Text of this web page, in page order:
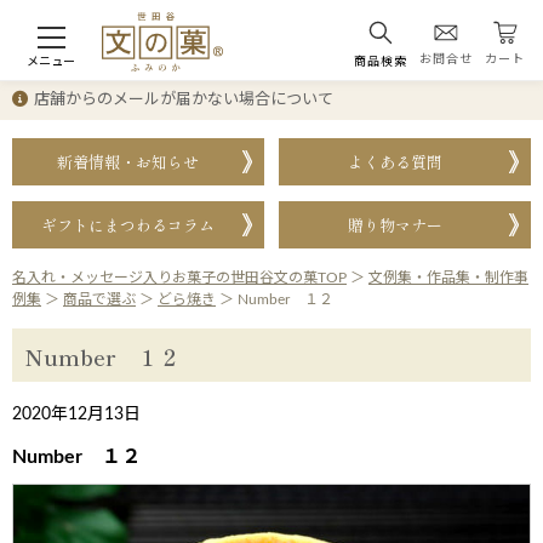
メニュー 商品検索 お問合せ カート
店舗からのメールが届かない場合について
新着情報・お知らせ よくある質問
ギフトにまつわるコラム 贈り物マナー
名入れ・メッセージ入りお菓子の世田谷文の菓TOP ＞ 文例集・作品集・制作事
例集 ＞ 商品で選ぶ ＞ どら焼き ＞ Number １２
Number １２
2020年12月13日
Number １２